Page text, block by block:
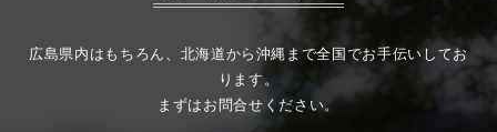
広島県内はもちろん、北海道から沖縄まで全国でお手伝いしてお
ります。
まずはお問合せください。